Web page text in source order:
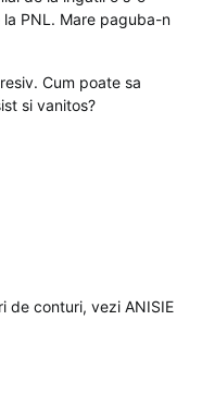
PNL. Mare paguba-n
Cum poate sa
si vanitos?
de conturi, vezi ANISIE